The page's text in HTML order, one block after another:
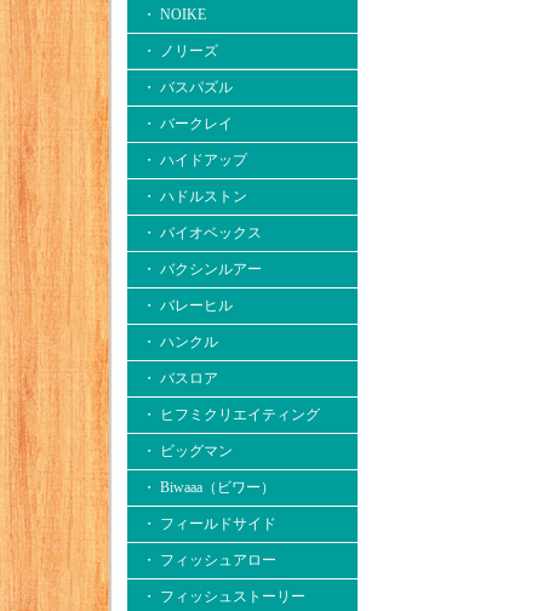
・ NOIKE
・ ノリーズ
・ バスパズル
・ バークレイ
・ ハイドアップ
・ ハドルストン
・ バイオベックス
・ バクシンルアー
・ バレーヒル
・ ハンクル
・ バスロア
・ ヒフミクリエイティング
・ ビッグマン
・ Biwaaa（ビワー）
・ フィールドサイド
・ フィッシュアロー
・ フィッシュストーリー